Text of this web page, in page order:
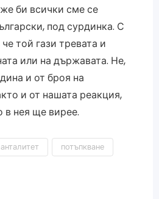
би всички сме се
под сурдинка. С
той гази тревата и
или на държавата. Не,
и от броя на
и от нашата реакция,
в нея ще вирее.
потъпкване